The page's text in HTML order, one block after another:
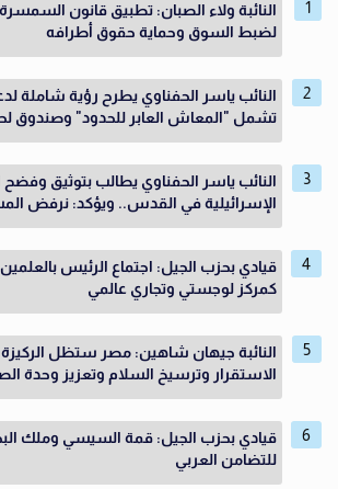
النائبة ولاء الصبان: تطبيق قانون
لضبط السوق وحماية حقوق أطرافه
النائب ياسر الحفناوي يطرح رؤية شاملة
تشمل "المعاش العابر للحدود" وصندوق
النائب ياسر الحفناوي يطالب بتوثيق وفضح
الإسرائيلية في القدس.. ويؤكد: نرفض
قيادي بحزب الجيل: اجتماع الرئيس
كمركز لوجستي وتجاري عالمي
النائبة جيهان شاهين: مصر ستظل
الاستقرار وترسيخ السلام وتعزيز وحدة
قيادي بحزب الجيل: قمة السيسي وملك
للتضامن العربي